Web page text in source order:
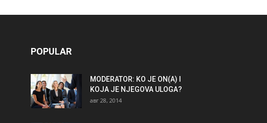
POPULAR
MODERATOR: KO JE ON(A) I
KOJA JE NJEGOVA ULOGA?
авг 28, 2014